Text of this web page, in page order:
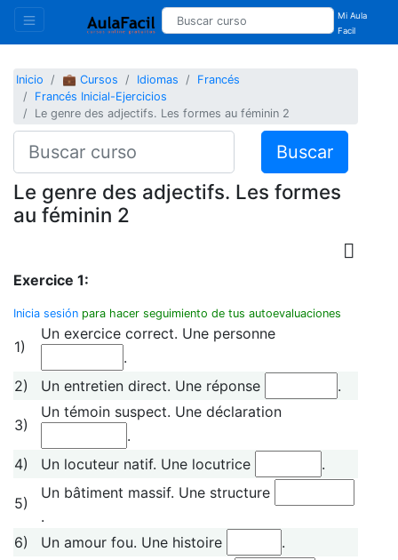
Mi Aula
Facil
Inicio 💼 Cursos Idiomas
Francés
Francés Inicial-Ejercicios
Le genre des adjectifs. Les formes au féminin 2
Buscar
Le genre des adjectifs. Les formes
au féminin 2
Exercice 1:
Inicia sesión para hacer seguimiento de tus autoevaluaciones
1)
Un exercice correct. Une personne
.
2)
Un entretien direct. Une réponse .
3)
Un témoin suspect. Une déclaration
.
4)
Un locuteur natif. Une locutrice .
5)
Un bâtiment massif. Une structure
.
6)
Un amour fou. Une histoire .